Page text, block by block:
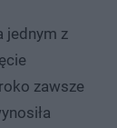
jednym z
zawsze